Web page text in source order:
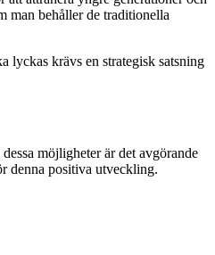
man behåller de traditionella
lyckas krävs en strategisk satsning
möjligheter är det avgörande
denna positiva utveckling.